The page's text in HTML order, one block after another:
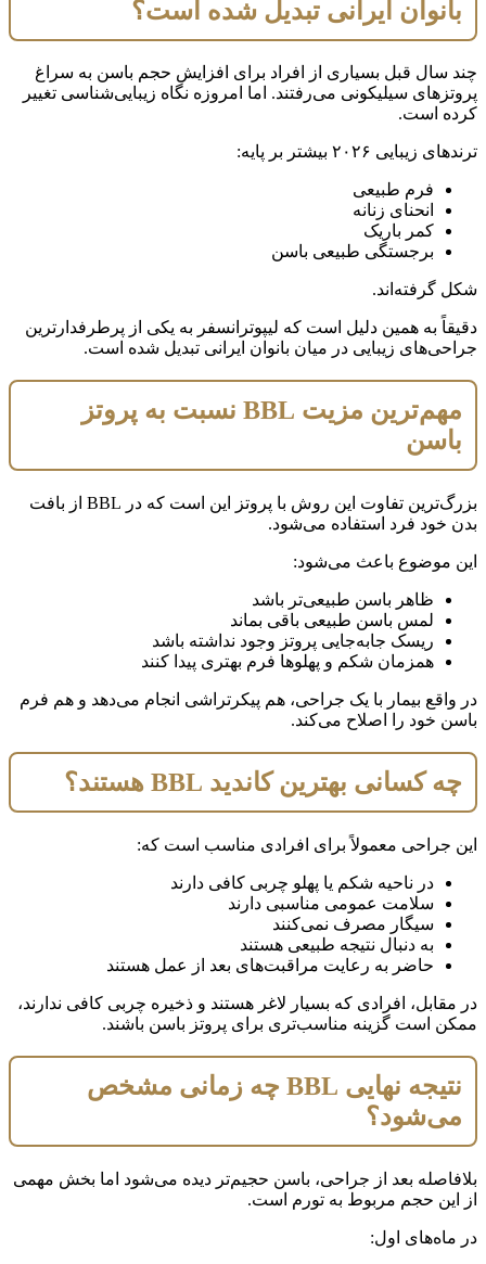
بانوان ایرانی تبدیل شده است؟
چند سال قبل بسیاری از افراد برای افزایش حجم باسن به سراغ
پروتزهای سیلیکونی می‌رفتند. اما امروزه نگاه زیبایی‌شناسی تغییر
کرده است.
ترندهای زیبایی ۲۰۲۶ بیشتر بر پایه:
فرم طبیعی
انحنای زنانه
کمر باریک
برجستگی طبیعی باسن
شکل گرفته‌اند.
دقیقاً به همین دلیل است که لیپوترانسفر به یکی از پرطرفدارترین
جراحی‌های زیبایی در میان بانوان ایرانی تبدیل شده است.
مهم‌ترین مزیت BBL نسبت به پروتز
باسن
بزرگ‌ترین تفاوت این روش با پروتز این است که در BBL از بافت
بدن خود فرد استفاده می‌شود.
این موضوع باعث می‌شود:
ظاهر باسن طبیعی‌تر باشد
لمس باسن طبیعی باقی بماند
ریسک جابه‌جایی پروتز وجود نداشته باشد
همزمان شکم و پهلوها فرم بهتری پیدا کنند
در واقع بیمار با یک جراحی، هم پیکرتراشی انجام می‌دهد و هم فرم
باسن خود را اصلاح می‌کند.
چه کسانی بهترین کاندید BBL هستند؟
این جراحی معمولاً برای افرادی مناسب است که:
در ناحیه شکم یا پهلو چربی کافی دارند
سلامت عمومی مناسبی دارند
سیگار مصرف نمی‌کنند
به دنبال نتیجه طبیعی هستند
حاضر به رعایت مراقبت‌های بعد از عمل هستند
در مقابل، افرادی که بسیار لاغر هستند و ذخیره چربی کافی ندارند،
ممکن است گزینه مناسب‌تری برای پروتز باسن باشند.
نتیجه نهایی BBL چه زمانی مشخص
می‌شود؟
بلافاصله بعد از جراحی، باسن حجیم‌تر دیده می‌شود اما بخش مهمی
از این حجم مربوط به تورم است.
در ماه‌های اول: